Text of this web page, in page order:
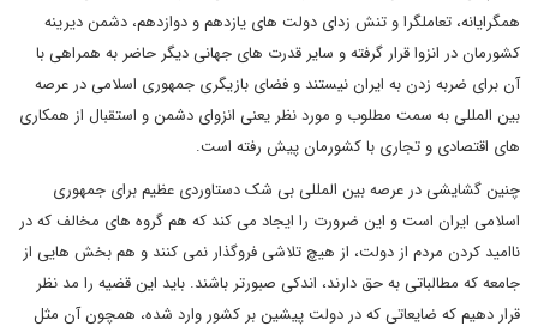
همگرایانه، تعاملگرا و تنش زدای دولت های یازدهم و دوازدهم، دشمن دیرینه
کشورمان در انزوا قرار گرفته و سایر قدرت های جهانی دیگر حاضر به همراهی با
آن برای ضربه زدن به ایران نیستند و فضای بازیگری جمهوری اسلامی در عرصه
بین المللی به سمت مطلوب و مورد نظر یعنی انزوای دشمن و استقبال از همکاری
های اقتصادی و تجاری با کشورمان پیش رفته است.
چنین گشایشی در عرصه بین المللی بی شک دستاوردی عظیم برای جمهوری
اسلامی ایران است و این ضرورت را ایجاد می کند که هم گروه های مخالف که در
ناامید کردن مردم از دولت، از هیچ تلاشی فروگذار نمی کنند و هم بخش هایی از
جامعه که مطالباتی به حق دارند، اندکی صبورتر باشند. باید این قضیه را مد نظر
قرار دهیم که ضایعاتی که در دولت پیشین بر کشور وارد شده، همچون آن مثل